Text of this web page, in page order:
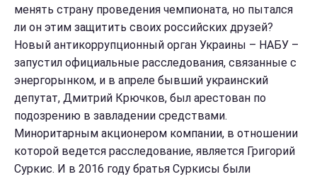
менять страну проведения чемпионата, но пытался
ли он этим защитить своих российских друзей?
Новый антикоррупционный орган Украины – НАБУ –
запустил официальные расследования, связанные с
энергорынком, и в апреле бывший украинский
депутат, Дмитрий Крючков, был арестован по
подозрению в завладении средствами.
Миноритарным акционером компании, в отношении
которой ведется расследование, является Григорий
Суркис. И в 2016 году братья Суркисы были